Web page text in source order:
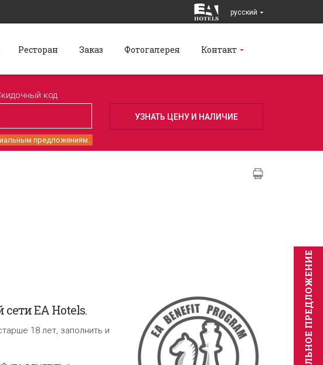
pусский
Ресторан Заказ Фотогалерея Контакт
код
предложениям.
CПЕЦИAЛЬНОЕ ПРЕДЛОЖЕНИЕ
EA Hotels.
18 лет, заполнить и